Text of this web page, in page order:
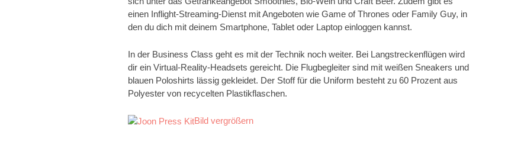
einen Inflight-Streaming-Dienst mit Angeboten wie Game of Thrones oder Family Guy, in
den du dich mit deinem Smartphone, Tablet oder Laptop einloggen kannst.
In der Business Class geht es mit der Technik noch weiter. Bei Langstreckenflügen wird
dir ein Virtual-Reality-Headsets gereicht. Die Flugbegleiter sind mit weißen Sneakers und
blauen Poloshirts lässig gekleidet. Der Stoff für die Uniform besteht zu 60 Prozent aus
Polyester von recycelten Plastikflaschen.
Bild vergrößern